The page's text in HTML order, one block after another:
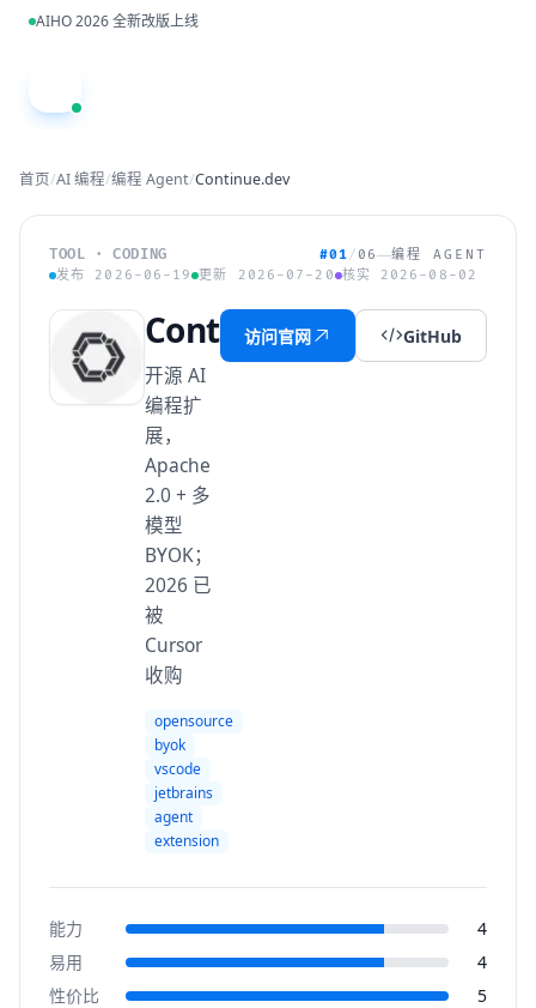
跳到主内容
AIHO 2026 全新改版上线
首页/AI 编程/编程 Agent/Continue.dev
TOOL · CODING #01/ 06
编程 AGENT
发布 2026-06-19 更新 2026-07-20 核实 2026-08-02
Continue.dev
开源 AI
编程扩
展，
Apache
2.0 + 多
模型
BYOK；
2026 已
被
Cursor
收购
opensource
byok
vscode
jetbrains
agent
extension
访问官网 GitHub
能力
4
易用
4
性价比
5